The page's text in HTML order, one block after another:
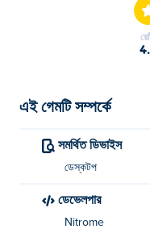
এই গেমটি সম্পর্কে
সমর্থিত ডিভাইস
ডেস্কটপ
ডেভেলপার
Nitrome